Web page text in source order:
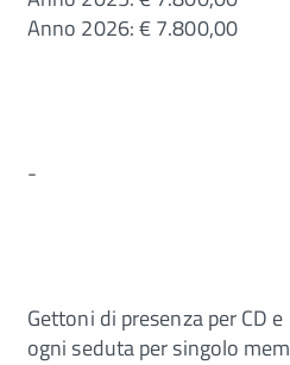
Anno 2026: € 7.800,00
-
Gettoni di presenza per CD
ogni seduta per singolo